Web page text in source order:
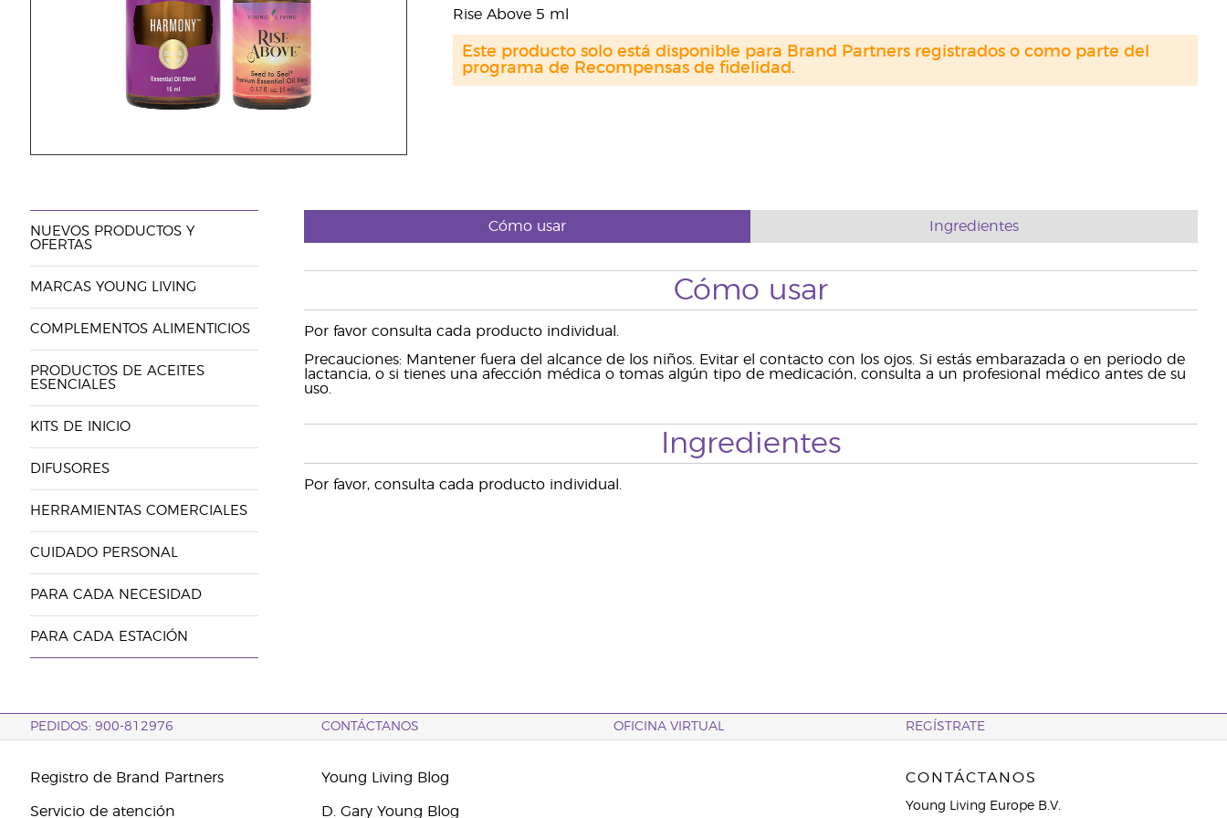
Rise Above 5 ml
Este producto solo está disponible para Brand Partners registrados o como parte del
programa de Recompensas de fidelidad.
NUEVOS PRODUCTOS Y
OFERTAS
MARCAS YOUNG LIVING
COMPLEMENTOS ALIMENTICIOS
PRODUCTOS DE ACEITES
ESENCIALES
KITS DE INICIO
DIFUSORES
HERRAMIENTAS COMERCIALES
CUIDADO PERSONAL
PARA CADA NECESIDAD
PARA CADA ESTACIÓN
Cómo usar Ingredientes
Cómo usar
Por favor consulta cada producto individual.
Precauciones: Mantener fuera del alcance de los niños. Evitar el contacto con los ojos. Si estás embarazada o en periodo de
lactancia, o si tienes una afección médica o tomas algún tipo de medicación, consulta a un profesional médico antes de su
uso.
Ingredientes
Por favor, consulta cada producto individual.
PEDIDOS: 900-812976 CONTÁCTANOS OFICINA VIRTUAL REGÍSTRATE
Registro de Brand Partners
Servicio de atención
Young Living Blog
D. Gary Young Blog
CONTÁCTANOS
Young Living Europe B.V.